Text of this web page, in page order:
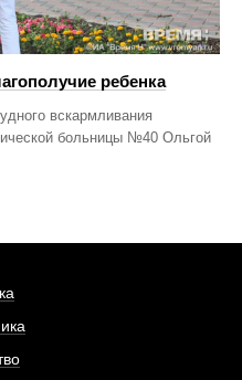
ребенка
вскармливания
больницы №40 Ольгой